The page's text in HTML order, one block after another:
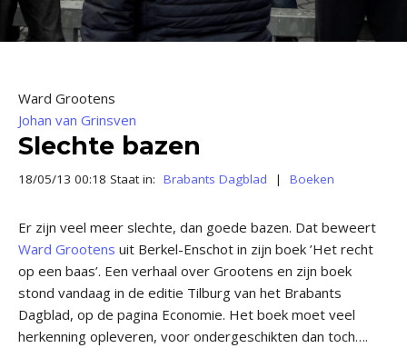
Ward Grootens
Johan van Grinsven
Slechte bazen
18/05/13 00:18 Staat in: Brabants Dagblad | Boeken
Er zijn veel meer slechte, dan goede bazen. Dat beweert
Ward Grootens uit Berkel-Enschot in zijn boek ’Het recht
op een baas’. Een verhaal over Grootens en zijn boek
stond vandaag in de editie Tilburg van het Brabants
Dagblad, op de pagina Economie. Het boek moet veel
herkenning opleveren, voor ondergeschikten dan toch….